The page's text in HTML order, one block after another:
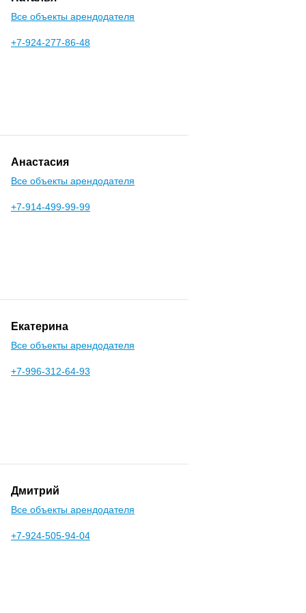
Все объекты арендодателя
+7-924-277-86-48
Анастасия
Все объекты арендодателя
+7-914-499-99-99
Екатерина
Все объекты арендодателя
+7-996-312-64-93
Дмитрий
Все объекты арендодателя
+7-924-505-94-04